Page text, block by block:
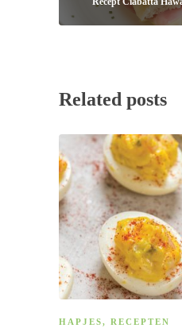
Related posts
HAPJES, RECEPTEN